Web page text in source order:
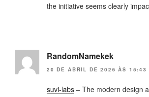
the initiative seems clearly
RandomNamekek
20 DE ABRIL DE 2026 ÀS 15:43
suvi-labs – The modern design